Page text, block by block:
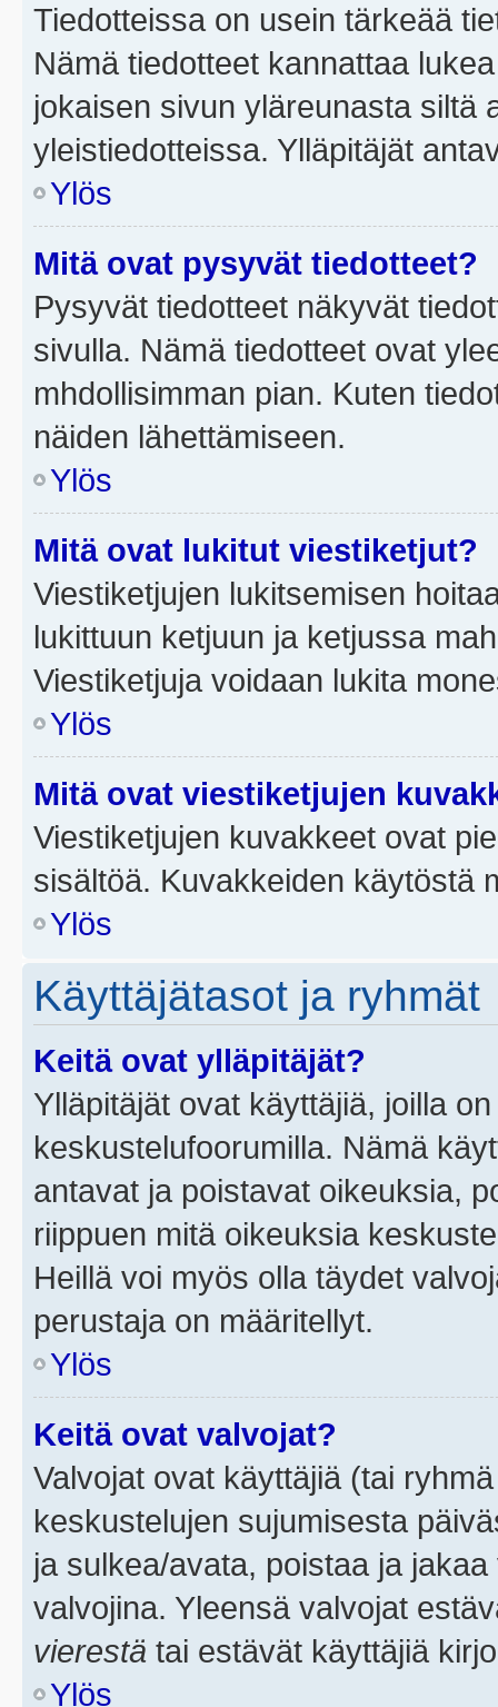
Tiedotteissa on usein tärkeää
Nämä tiedotteet kannattaa
jokaisen sivun yläreunasta siltä
yleistiedotteissa. Ylläpitäjät
Ylös
Mitä ovat pysyvät tiedotteet?
Pysyvät tiedotteet näkyvät
sivulla. Nämä tiedotteet ovat
mhdollisimman pian. Kuten
näiden lähettämiseen.
Ylös
Mitä ovat lukitut viestiketjut?
Viestiketjujen lukitsemisen
lukittuun ketjuun ja ketjussa
Viestiketjuja voidaan lukita
Ylös
Mitä ovat viestiketjujen
Viestiketjujen kuvakkeet ovat
sisältöä. Kuvakkeiden käytöstä
Ylös
Käyttäjätasot ja ryhmät
Keitä ovat ylläpitäjät?
Ylläpitäjät ovat käyttäjiä, joilla
keskustelufoorumilla. Nämä
antavat ja poistavat oikeuksia,
riippuen mitä oikeuksia
Heillä voi myös olla täydet
perustaja on määritellyt.
Ylös
Keitä ovat valvojat?
Valvojat ovat käyttäjiä (tai
keskustelujen sujumisesta
ja sulkea/avata, poistaa ja
valvojina. Yleensä valvojat
vierestä tai estävät käyttäjiä
Ylös